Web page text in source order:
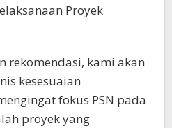
Proyek
rekomendasi, kami akan
kesesuaian
fokus PSN pada
proyek yang